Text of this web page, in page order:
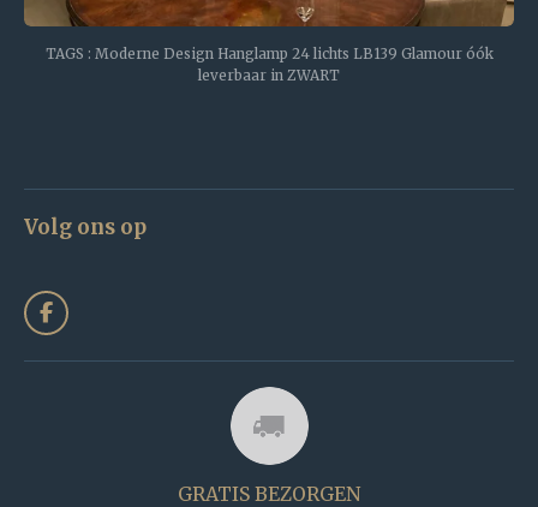
TAGS : Moderne Design Hanglamp 24 lichts LB139 Glamour óók
leverbaar in ZWART
Volg ons op
F
a
c
GRATIS BEZORGEN